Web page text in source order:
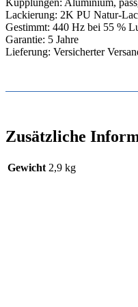
Kupplungen: Aluminium,
Lackierung: 2K PU Natur-
Gestimmt: 440 Hz bei 55 %
Garantie: 5 Jahre
Lieferung: Versicherter
Zusätzliche
Gewicht 2,9 kg